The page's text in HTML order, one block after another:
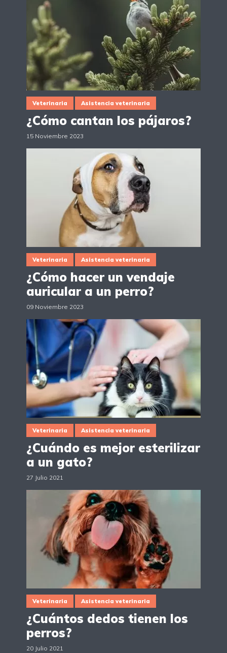
Veterinaria Asistencia veterinaria
¿Cómo cantan los pájaros?
15 Noviembre 2023
Veterinaria Asistencia veterinaria
¿Cómo hacer un vendaje
auricular a un perro?
09 Noviembre 2023
Veterinaria Asistencia veterinaria
¿Cuándo es mejor esterilizar
a un gato?
27 Julio 2021
Veterinaria Asistencia veterinaria
¿Cuántos dedos tienen los
perros?
20 Julio 2021